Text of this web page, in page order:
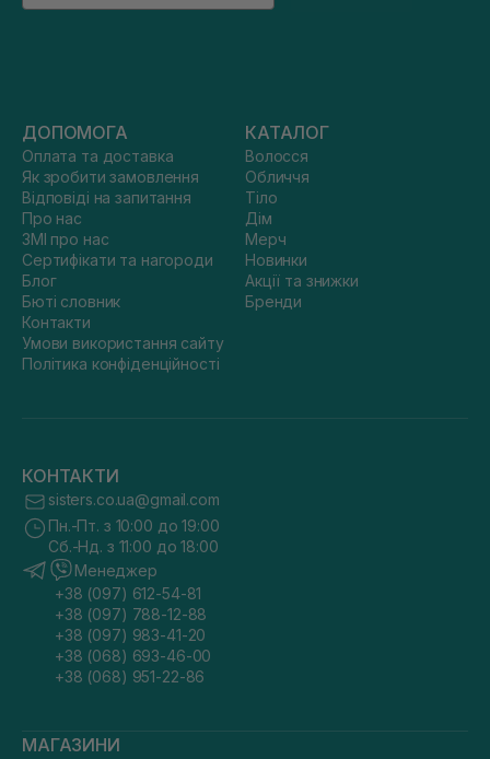
ДОПОМОГА
Оплата та доставка
Як зробити замовлення
Відповіді на запитання
Про нас
ЗМІ про нас
Сертифікати та нагороди
Блог
Бюті словник
Контакти
Умови використання сайту
Політика конфіденційності
КАТАЛОГ
Волосся
Обличчя
Тіло
Дім
Мерч
Новинки
Акції та знижки
Бренди
КОНТАКТИ
sisters.co.ua@gmail.com
Пн.-Пт. з 10:00 до 19:00
Сб.-Нд. з 11:00 до 18:00
Менеджер
+38 (097) 612-54-81
+38 (097) 788-12-88
+38 (097) 983-41-20
+38 (068) 693-46-00
+38 (068) 951-22-86
МАГАЗИНИ